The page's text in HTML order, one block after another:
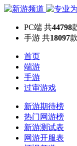
PC端 共44798
手游 共18097款
首页
端游
手游
过审游戏
新游期待榜
热门网游榜
新游测试表
网游开服表